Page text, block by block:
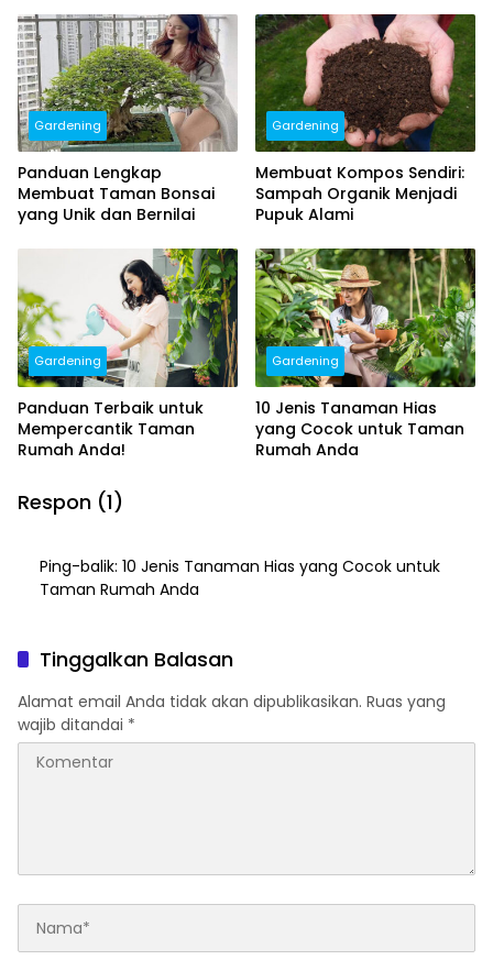
Gardening
Panduan Lengkap
Membuat Taman Bonsai
yang Unik dan Bernilai
Gardening
Membuat Kompos Sendiri:
Sampah Organik Menjadi
Pupuk Alami
Gardening
Panduan Terbaik untuk
Mempercantik Taman
Rumah Anda!
Gardening
10 Jenis Tanaman Hias
yang Cocok untuk Taman
Rumah Anda
Respon (1)
Ping-balik: 10 Jenis Tanaman Hias yang Cocok untuk
Taman Rumah Anda
Tinggalkan Balasan
Alamat email Anda tidak akan dipublikasikan. Ruas yang
wajib ditandai *